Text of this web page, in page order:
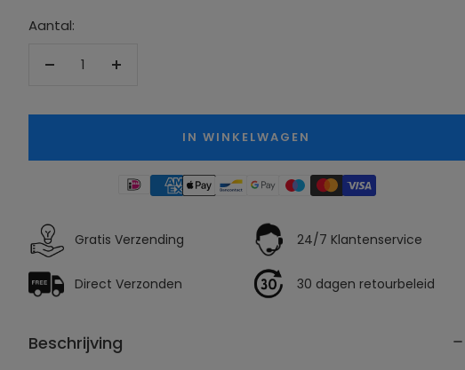
Aantal:
Aantal
Aantal
IN WINKELWAGEN
Gratis Verzending 24/7 Klantenservice
Direct Verzonden 30 dagen retourbeleid
Beschrijving